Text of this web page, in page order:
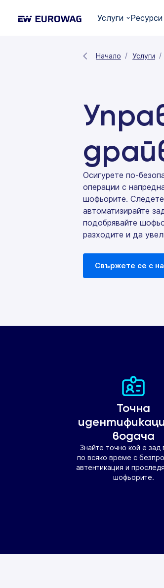
Услуги Ресурси
Начало Услуги
Осигурете по-
операции с
шофьорите.
автоматизирайте
подобрявайте
разходите и да
Свържете се с
Точна
водача
Знайте точно кой е зад
по всяко време с
автентикация и
шофьорите.